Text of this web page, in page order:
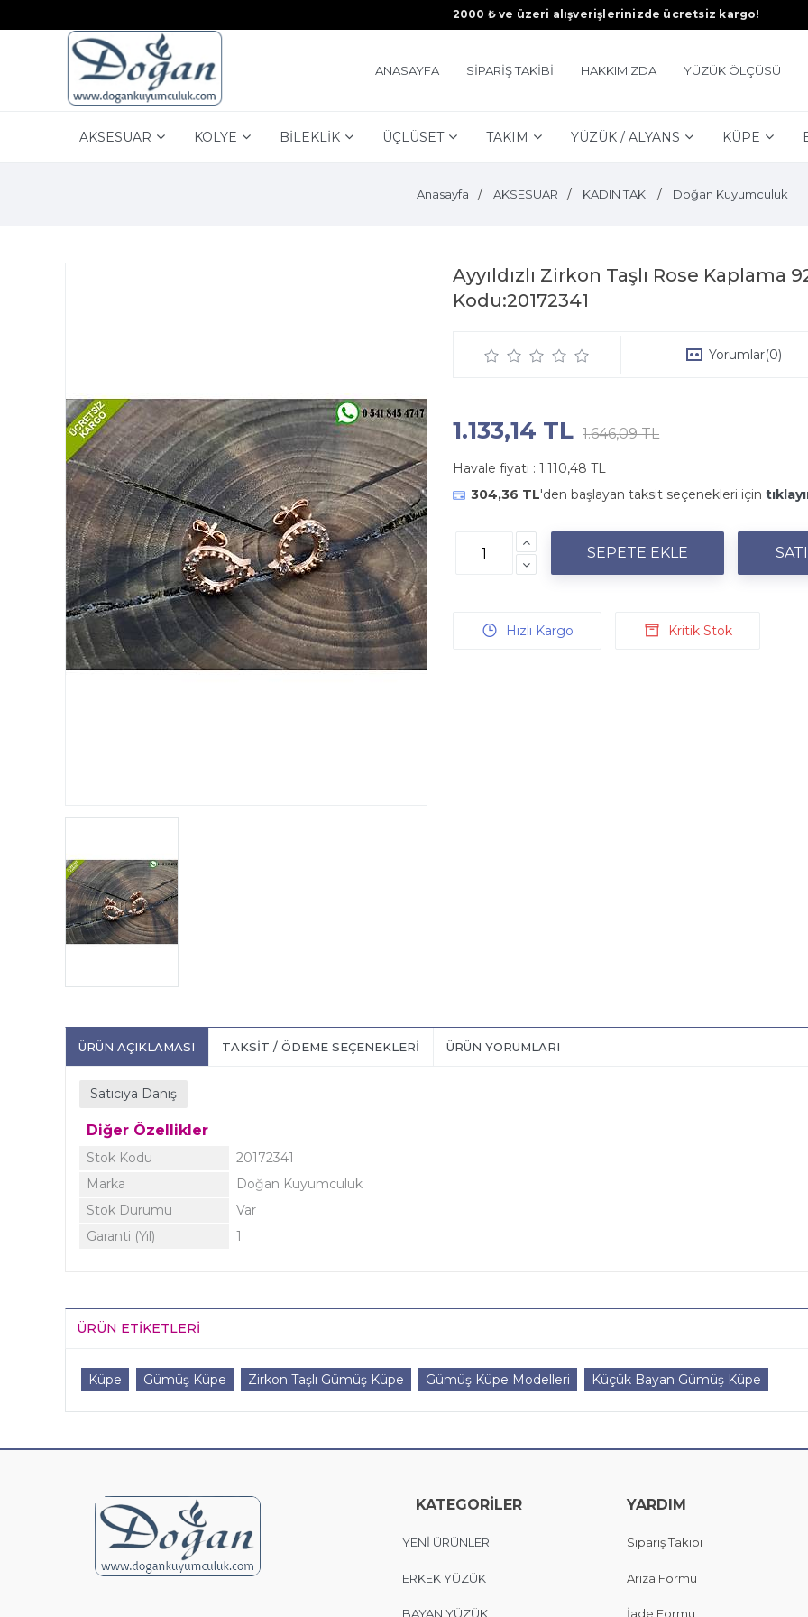
2000 ₺ ve üzeri alışverişlerinizde ücretsiz kargo!
ANASAYFA SİPARİŞ TAKİBİ HAKKIMIZDA YÜZÜK ÖLÇÜSÜ
AKSESUAR KOLYE BİLEKLİK ÜÇLÜSET TAKIM YÜZÜK / ALYANS KÜPE
Anasayfa AKSESUAR KADIN TAKI Doğan Kuyumculuk
Ayyıldızlı Zirkon Taşlı Rose Kaplama
Kodu:20172341
Yorumlar(0)
1.133,14 TL 1.646,09 TL
Havale fiyatı : 1.110,48 TL
304,36 TL'den başlayan taksit seçenekleri için
ÜRÜN AÇIKLAMASI TAKSIT / ÖDEME SEÇENEKLERI ÜRÜN YORUMLARI
Satıcıya Danış
Diğer Özellikler
Stok Kodu
20172341
Marka
Doğan Kuyumculuk
Stok Durumu
Var
Garanti (Yıl)
1
ÜRÜN ETIKETLERI
Küpe Gümüş Küpe Zirkon Taşlı Gümüş Küpe Gümüş Küpe Modelleri Küçük Bayan Gümüş Küpe
KATEGORİLER
YENİ ÜRÜNLER
ERKEK YÜZÜK
BAYAN YÜZÜK
YARDIM
Sipariş Takibi
Arıza Formu
İade Formu